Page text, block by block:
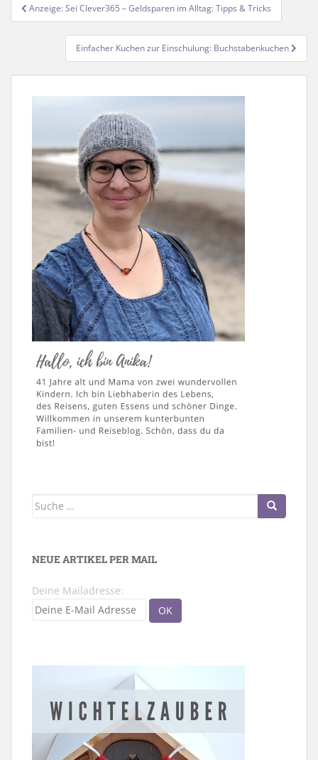
Anzeige: Sei Clever365 – Geldsparen im Alltag: Tipps & Tricks
Einfacher Kuchen zur Einschulung: Buchstabenkuchen
Suche
NEUE ARTIKEL PER MAIL
Deine Mailadresse: